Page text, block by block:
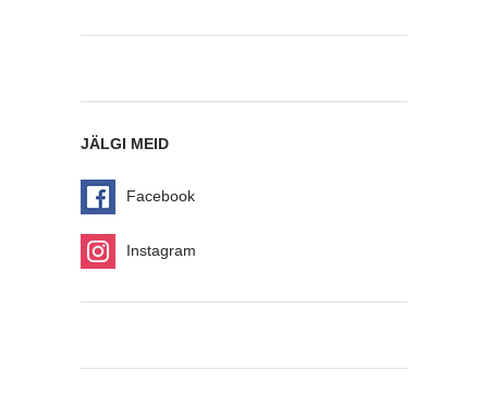
JÄLGI MEID
Facebook
Instagram